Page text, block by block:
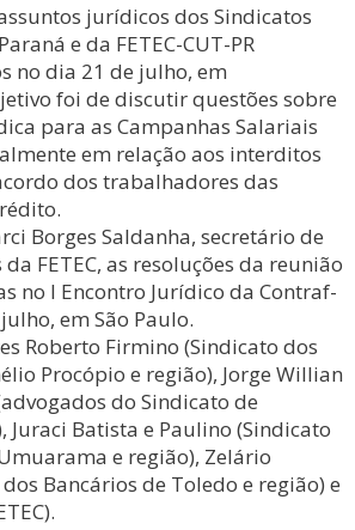
jurídicos dos Sindicatos
e da FETEC-CUT-PR
no dia 21 de julho, em
foi de discutir questões sobre
para as Campanhas Salariais
em relação aos interditos
dos trabalhadores das
Borges Saldanha, secretário de
FETEC, as resoluções da reunião
no I Encontro Jurídico da Contraf-
em São Paulo.
Roberto Firmino (Sindicato dos
Procópio e região), Jorge Willian
do Sindicato de
Juraci Batista e Paulino (Sindicato
e região), Zelário
Bancários de Toledo e região) e